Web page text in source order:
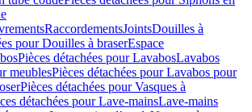
RaccordementsJointsDouilles à
pour Douilles à braserEspace
Pièces détachées pour LavabosLavabos
meublesPièces détachées pour Lavabos pour
Pièces détachées pour Vasques à
détachées pour Lave-mainsLave-mains